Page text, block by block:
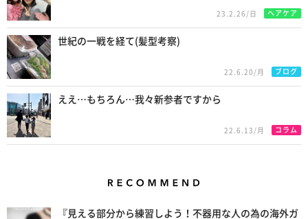
23.2.26/日 ヘアケア
世紀の一戦を経て(髪型考察)
22.6.20/月 ブログ
ええ…もちろん…我々新参者ですから
22.6.13/月 コラム
『見える部分から練習しよう！不器用な人の為の海外ガ